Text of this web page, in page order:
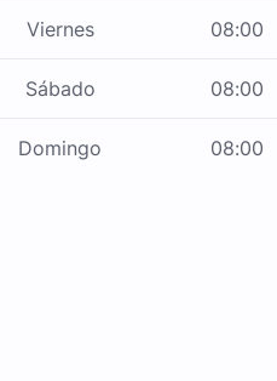
Viernes 08:00
Sábado 08:00
Domingo 08:00